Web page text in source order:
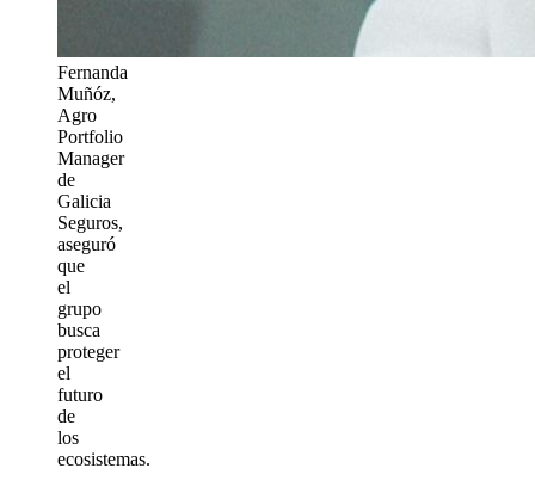
Fernanda
Muñóz,
Agro
Portfolio
Manager
de
Galicia
Seguros,
aseguró
que
el
grupo
busca
proteger
el
futuro
de
los
ecosistemas.